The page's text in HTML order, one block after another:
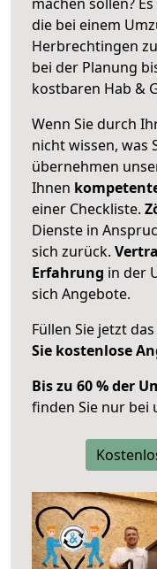
die bei einem
Herbrechtingen
bei der Planung
kostbaren Hab &
Wenn Sie durch
nicht wissen, was
übernehmen
Ihnen
einer Checkliste.
Dienste in
sich zurück.
Erfahrung in der
sich Angebote.
Füllen Sie jetzt
Sie kostenlose
Bis zu 60 % der
finden Sie nur bei